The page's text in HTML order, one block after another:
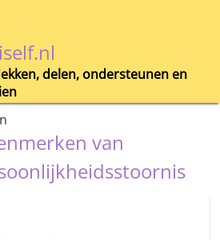
delen, ondersteunen en
van